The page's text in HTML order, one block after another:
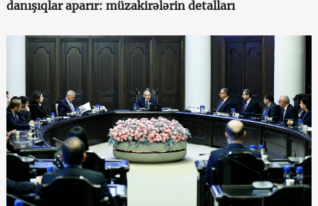
danışıqlar aparır: müzakirələrin detalları